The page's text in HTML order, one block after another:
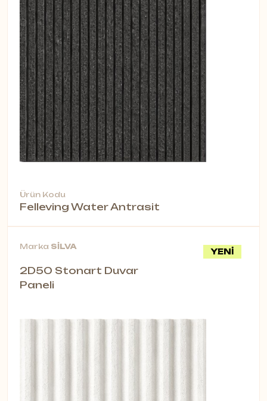
Ürün Kodu
Felleving Water Antrasit
YENİ
Marka SİLVA
2D50 Stonart Duvar
Paneli